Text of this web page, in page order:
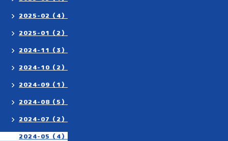
2025-02（4）
2025-01（2）
2024-11（3）
2024-10（2）
2024-09（1）
2024-08（5）
2024-07（2）
2024-05（4）